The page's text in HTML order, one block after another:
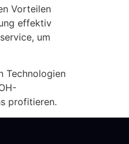
Vorteilen
effektiv
um
Technologien
profitieren.